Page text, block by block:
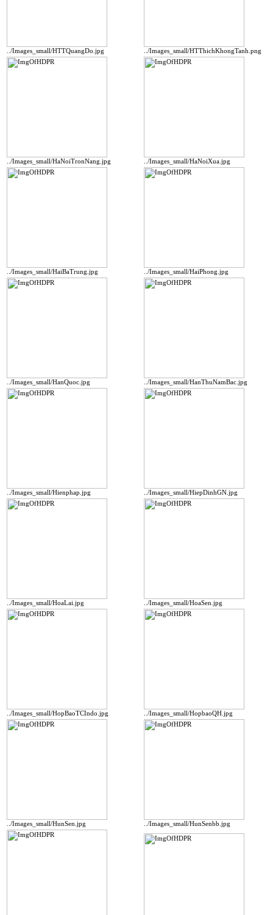
../Images_small/HTTQuangDo.jpg ../Images_small/HTThichKhongTanh.png
../Images_small/HaNoiTronNang.jpg ../Images_small/HaNoiXua.jpg
../Images_small/HaiBaTrung.jpg ../Images_small/HaiPhong.jpg
../Images_small/HanQuoc.jpg ../Images_small/HanThuNamBac.jpg
../Images_small/Hienphap.jpg ../Images_small/HiepDinhGN.jpg
../Images_small/HoaLai.jpg ../Images_small/HoaSen.jpg
../Images_small/HopBaoTCIndo.jpg ../Images_small/HopbaoQH.jpg
../Images_small/HunSen.jpg ../Images_small/HunSenbb.jpg